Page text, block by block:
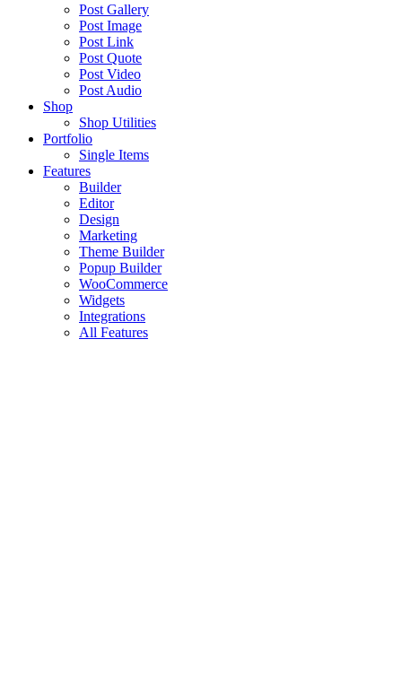
Post Gallery
Post Image
Post Link
Post Quote
Post Video
Post Audio
Shop
Shop Utilities
Portfolio
Single Items
Features
Builder
Editor
Design
Marketing
Theme Builder
Popup Builder
WooCommerce
Widgets
Integrations
All Features